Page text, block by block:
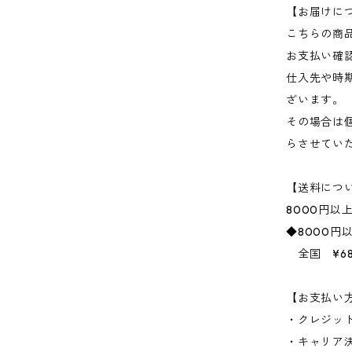
【お届けに
こちらの商
お支払い確
仕入先や時
ざいます。
その場合は
らさせてい
【送料につ
8000円以
◆8000円以
全国
【お支払い
・クレジッ
・キャリア